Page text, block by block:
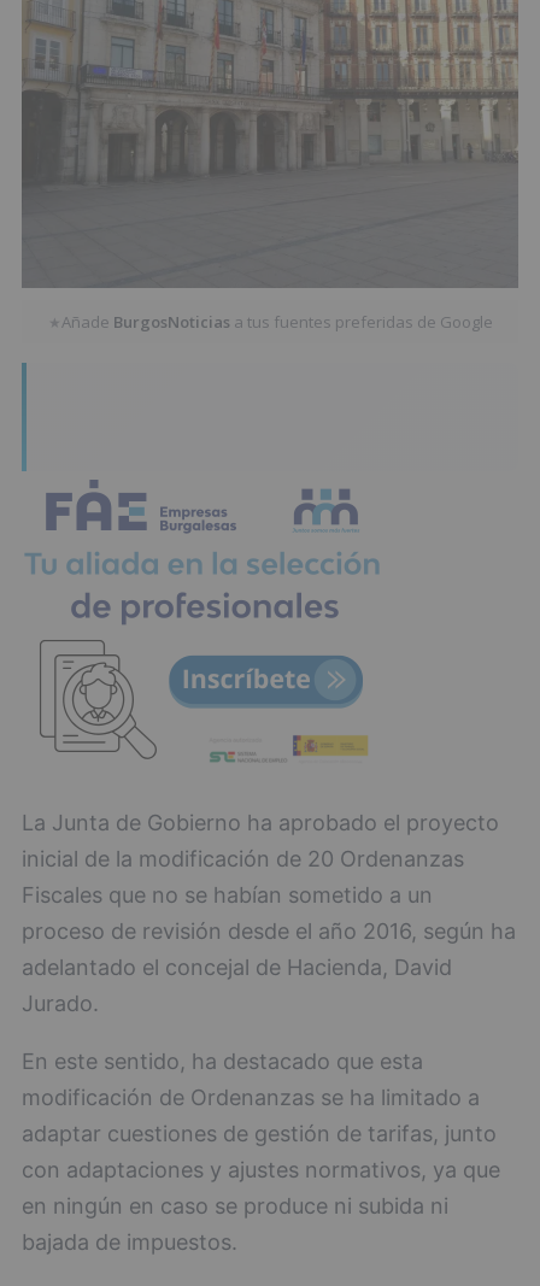
★Añade BurgosNoticias a tus fuentes preferidas de Google
La Junta de Gobierno ha aprobado el proyecto
inicial de la modificación de 20 Ordenanzas
Fiscales que no se habían sometido a un
proceso de revisión desde el año 2016, según ha
adelantado el concejal de Hacienda, David
Jurado.
En este sentido, ha destacado que esta
modificación de Ordenanzas se ha limitado a
adaptar cuestiones de gestión de tarifas, junto
con adaptaciones y ajustes normativos, ya que
en ningún en caso se produce ni subida ni
bajada de impuestos.